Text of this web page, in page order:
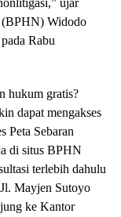
ujar
(BPHN) Widodo
Rabu
hukum gratis?
dapat mengakses
Peta Sebaran
di situs BPHN
terlebih dahulu
Mayjen Sutoyo
ke Kantor